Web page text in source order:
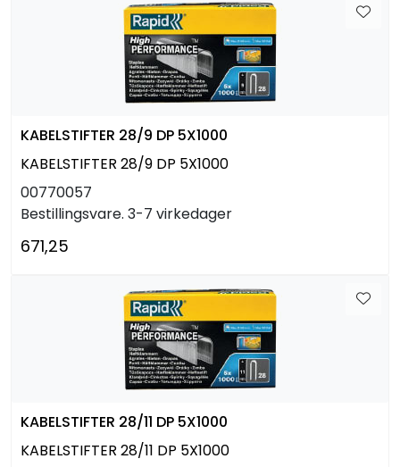
KABELSTIFTER 28/9 DP 5X1000
KABELSTIFTER 28/9 DP 5X1000
00770057
Bestillingsvare. 3-7 virkedager
671,25
KABELSTIFTER 28/11 DP 5X1000
KABELSTIFTER 28/11 DP 5X1000